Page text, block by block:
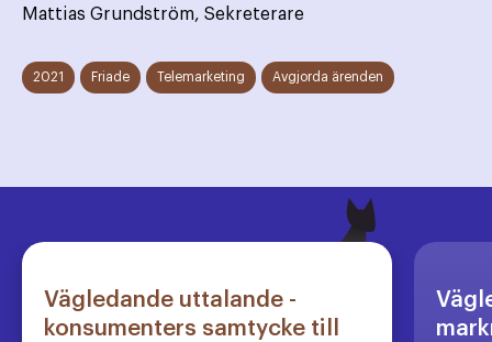
Mattias Grundström, Sekreterare
2021 Friade Telemarketing Avgjorda ärenden
Vägledande uttalande -
konsumenters samtycke till